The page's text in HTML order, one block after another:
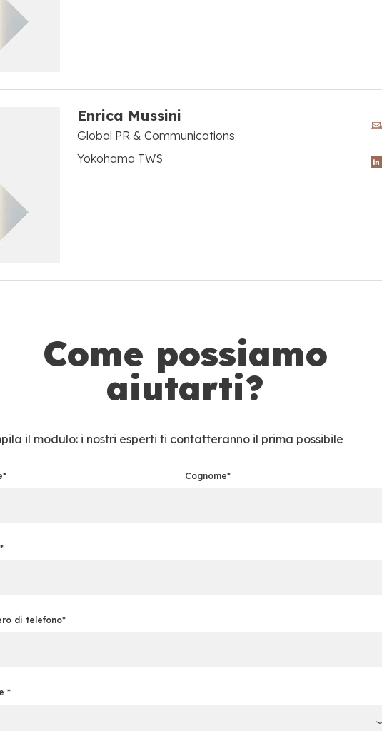
Enrica Mussini
Global PR & Communications
Yokohama TWS
Come possiamo
aiutarti?
il modulo: i nostri esperti ti contatteranno il prima possibile
Cognome*
di telefono*
*